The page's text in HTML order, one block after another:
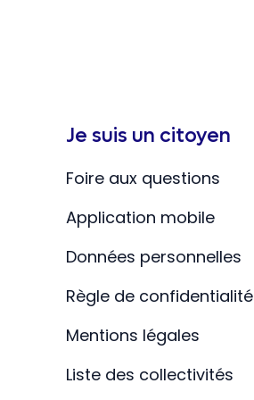
Je suis un citoyen
Foire aux questions
Application mobile
Données personnelles
Règle de confidentialité
Mentions légales
Liste des collectivités